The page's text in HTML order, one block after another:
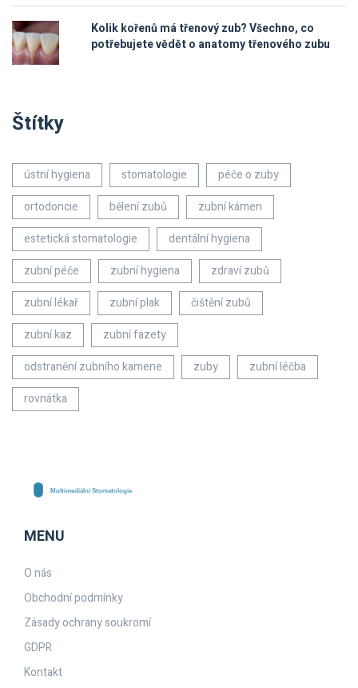
Kolik kořenů má třenový zub? Všechno, co
potřebujete vědět o anatomy třenového zubu
Štítky
ústní hygiena stomatologie
péče o zuby
ortodoncie
bělení zubů
zubní kámen
estetická stomatologie
dentální hygiena
zubní péče
zubní hygiena
zdraví zubů
zubní lékař
zubní plak
čištění zubů
zubní kaz
zubní fazety
odstranění zubního kamene
zuby
zubní léčba
rovnátka
MENU
O nás
Obchodní podmínky
Zásady ochrany soukromí
GDPR
Kontakt